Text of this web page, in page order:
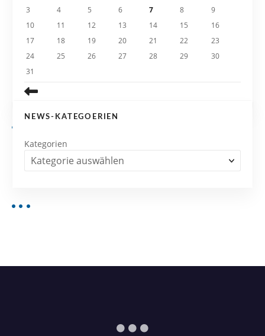
3
4 5 6 7 8
9
10
11 12 13 14 15
16
17
18 19 20 21 22
23
24
25 26 27 28 29
30
31
NEWS-KATEGOERIEN
Kategorien